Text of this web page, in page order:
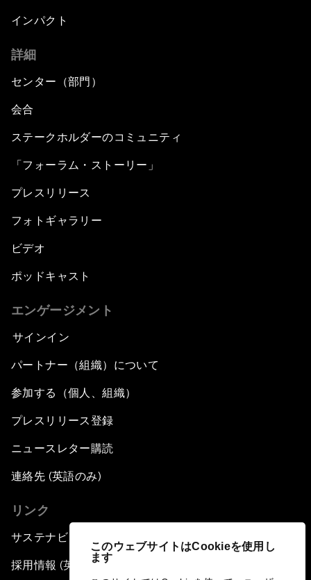
このウェブサイトはCookieを使用し
ます
インパクト
詳細
センター（部門）
会合
ステークホルダーのコミュニティ
「フォーラム・ストーリー」
プレスリリース
フォトギャラリー
ビデオ
ポッドキャスト
エンゲージメント
サインイン
パートナー（組織）について
参加する（個人、組織）
プレスリリース登録
ニュースレター購読
連絡先 (英語のみ)
リンク
サステナビリティへの取り組み
採用情報 (英語のみ)